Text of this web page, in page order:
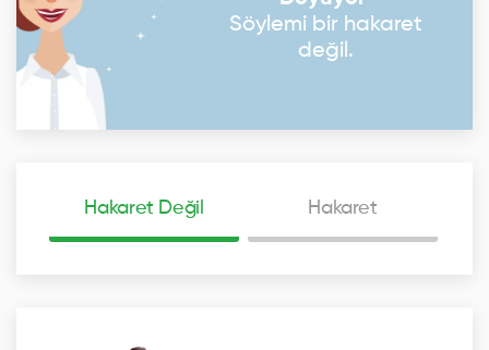
Söylemi bir hakaret
değil.
Hakaret Değil Hakaret